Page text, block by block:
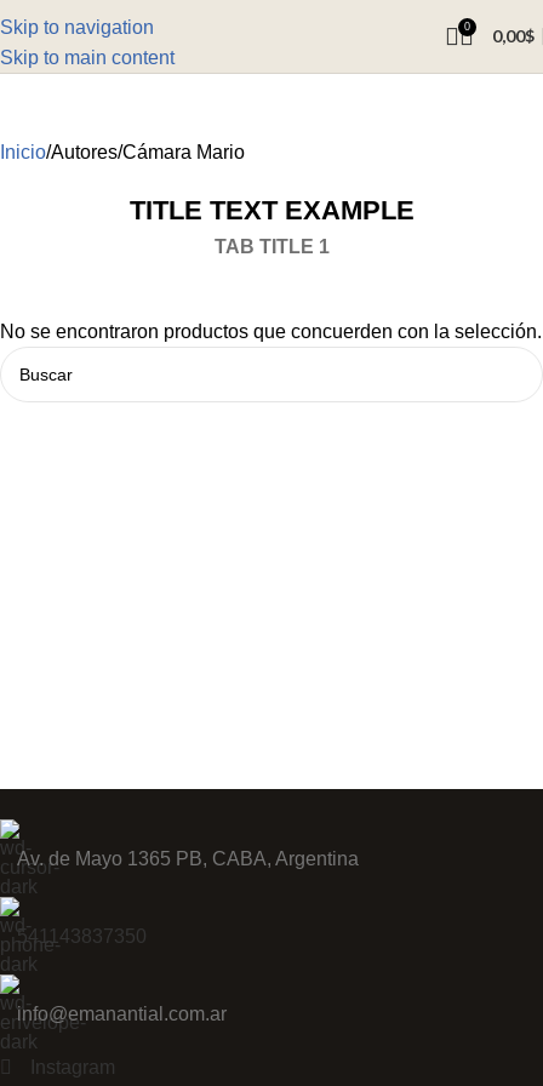
Skip to navigation
Skip to main content
0 0,00$
Inicio Autores Cámara Mario
TITLE TEXT EXAMPLE
TAB TITLE 1
No se encontraron productos que concuerden con la selección.
Av. de Mayo 1365 PB, CABA, Argentina
541143837350
info@emanantial.com.ar
Instagram